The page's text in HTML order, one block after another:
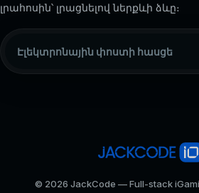
լրահոսին՝ լրացնելով ներքևի ձևը։
© 2026 JackCode — Full-stack